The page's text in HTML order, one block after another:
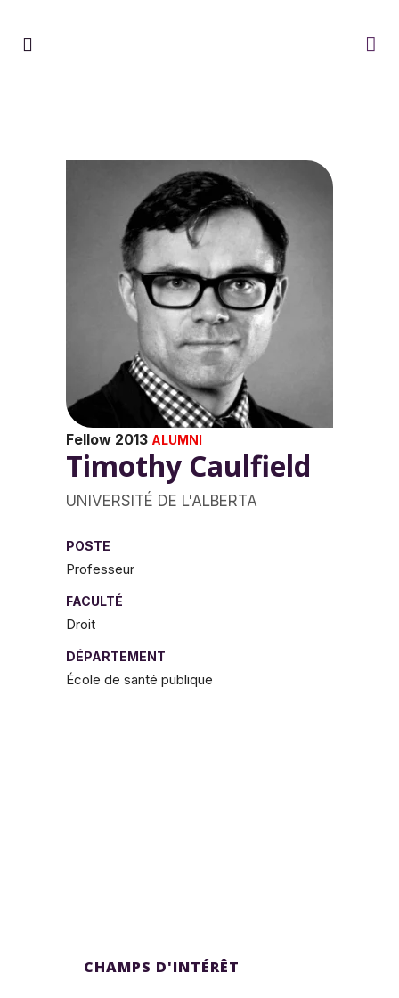
Fellow 2013 ALUMNI
Timothy Caulfield
UNIVERSITÉ DE L'ALBERTA
POSTE
Professeur
FACULTÉ
Droit
DÉPARTEMENT
École de santé publique
CHAMPS D'INTÉRÊT